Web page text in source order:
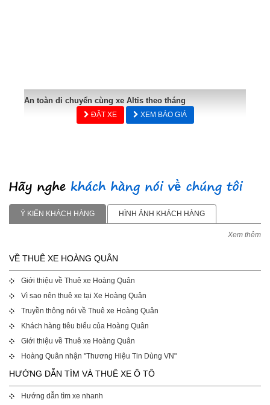
An toàn di chuyển cùng xe Altis theo tháng
ĐẶT XE XEM BÁO GIÁ
Ý KIẾN KHÁCH HÀNG HÌNH ẢNH KHÁCH HÀNG
Xem thêm
VỀ THUÊ XE HOÀNG QUÂN
Giới thiệu về Thuê xe Hoàng Quân
Vì sao nên thuê xe tại Xe Hoàng Quân
Truyền thông nói về Thuê xe Hoàng Quân
Khách hàng tiêu biểu của Hoàng Quân
Giới thiệu về Thuê xe Hoàng Quân
Hoàng Quân nhận "Thương Hiệu Tin Dùng VN"
HƯỚNG DẪN TÌM VÀ THUÊ XE Ô TÔ
Hướng dẫn tìm xe nhanh